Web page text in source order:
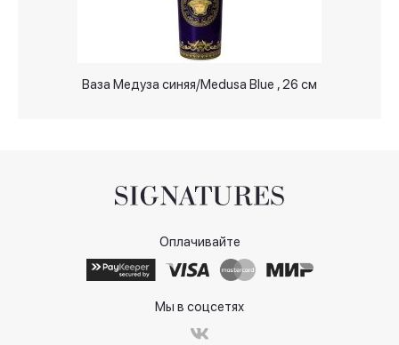
Ваза Медуза синяя/Medusa Blue , 26 см
Оплачивайте
Мы в соцсетях